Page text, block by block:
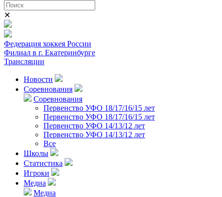
✕
Федерация хоккея России
Филиал в г. Екатеринбурге
Трансляции
Новости
Соревнования
Соревнования
Первенство УФО 18/17/16/15 лет
Первенство УФО 18/17/16/15 лет
Первенство УФО 14/13/12 лет
Первенство УФО 14/13/12 лет
Все
Школы
Статистика
Игроки
Медиа
Медиа